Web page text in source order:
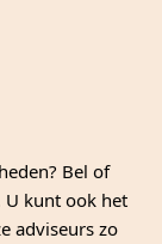
Bel of
U kunt ook het
adviseurs zo